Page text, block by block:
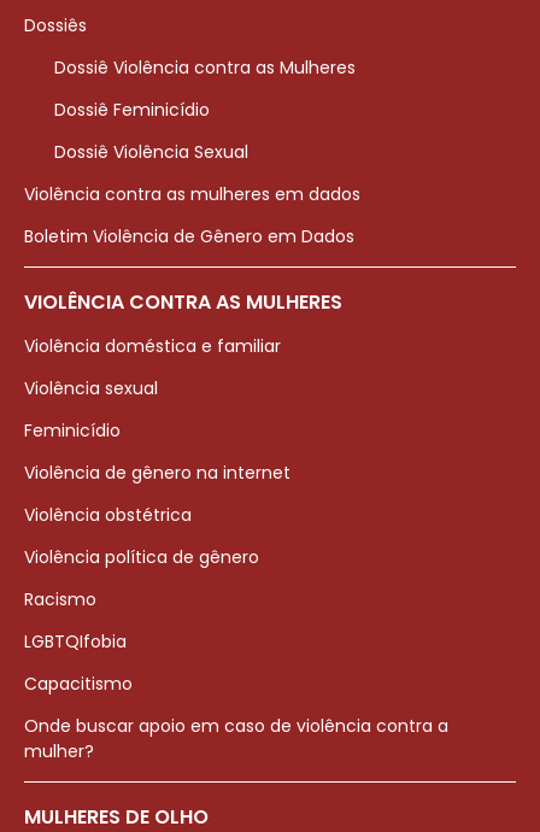
Dossiês
Dossiê Violência contra as Mulheres
Dossiê Feminicídio
Dossiê Violência Sexual
Violência contra as mulheres em dados
Boletim Violência de Gênero em Dados
VIOLÊNCIA CONTRA AS MULHERES
Violência doméstica e familiar
Violência sexual
Feminicídio
Violência de gênero na internet
Violência obstétrica
Violência política de gênero
Racismo
LGBTQIfobia
Capacitismo
Onde buscar apoio em caso de violência contra a
mulher?
MULHERES DE OLHO